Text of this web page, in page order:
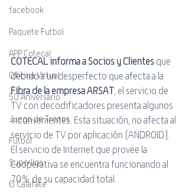
facebook
Paquete Futbol
APP Cotecal
Oficina Virtual
50 Aniversario
Juego de Tronos
Futbol
Superliga
El Calafate
COTECAL informa a Socios y Clientes que
debido a un desperfecto que afecta a la
Fibra de la empresa ARSAT , el servicio de
TV con decodificadores presenta algunos
inconvenientes. Esta situación, no afecta al
servicio de TV por aplicación (ANDROID).
El servicio de Internet que provee la
Cooperativa se encuentra funcionando al
70% de su capacidad total.